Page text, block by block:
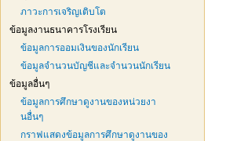
ภาวะการเจริญเติบโต
ข้อมูลงานธนาคารโรงเรียน
ข้อมูลการออมเงินของนักเรียน
ข้อมูลจำนวนบัญชีและจำนวนนักเรียน
ข้อมูลอื่นๆ
ข้อมูลการศึกษาดูงานของหน่วยงา
นอื่นๆ
กราฟแสดงข้อมูลการศึกษาดูงานของ